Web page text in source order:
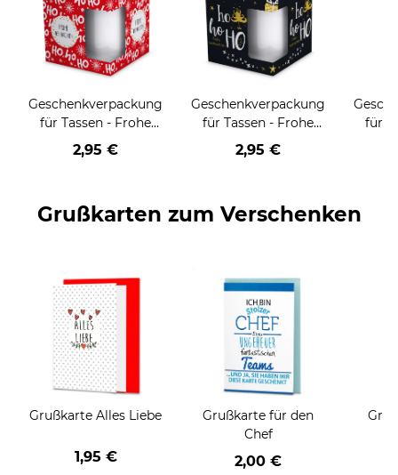
Geschenkverpackung
für Tassen - Frohe
Weihnachten - HO
HO HO - rot
2,95 €
Geschenkverpackung
für Tassen - Frohe
Weihnachten - HO
HO HO - schwarz
2,95 €
für
Grußkarten zum Verschenken
Grußkarte Alles Liebe
1,95 €
Grußkarte für den
Chef
2,00 €